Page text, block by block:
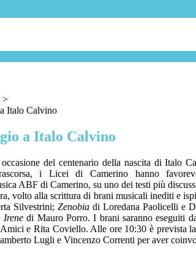
>
Italo Calvino
a Italo Calvino
del centenario della nascita di Italo
i Licei di Camerino hanno
ABF di Camerino, su uno dei testi più
volto alla scrittura di brani musicali inediti e
Silvestrini;Zenobia di Loredana Paolicelli e
Irene di Mauro Porro. I brani saranno eseguiti
e Rita Coviello. Alle ore 10:30 è prevista
Lugli e Vincenzo Correnti per aver